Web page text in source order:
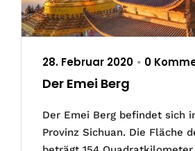
28. Februar 2020 • 0
Der Emei Berg
Der Emei Berg befindet sich
Provinz Sichuan. Die Fläche